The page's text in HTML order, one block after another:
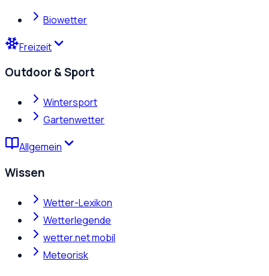
Biowetter
Freizeit
Outdoor & Sport
Wintersport
Gartenwetter
Allgemein
Wissen
Wetter-Lexikon
Wetterlegende
wetter.net mobil
Meteorisk